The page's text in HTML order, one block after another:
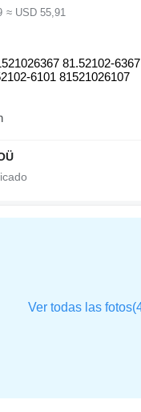
≈ USD 55,91
81.52102-6367
6101 81521026107